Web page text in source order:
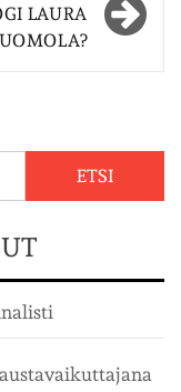
LAURA